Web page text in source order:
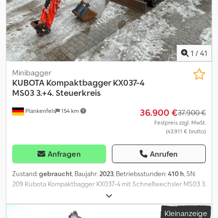
1 / 41
Plankenfels 154 km
Minibagger
KUBOTA Kompaktbagger KX037-4
MS03 3.+4. Steuerkreis
36.900 €37.900 €
Festpreis zzgl. MwSt.
(43.911 € brutto)
Anfragen Anrufen
Zustand:gebraucht, Baujahr:2023, Betriebsstunden:410 h, SN:
209 Kubota Kompaktbagger KX037-4 mit Schnellwechsler MS03 3.
+ 4. Steuerkreis AUX1/AUX2 proportional angesteuert Lasthaken
an MS03 Schnellwechsler werksseitig Löffelstiel 1.525 mm
Gewicht der Maschine: ca. 3.695 kg, 3. + 4. Steuerkreis AUX1/AUX2
Kleinanzeige